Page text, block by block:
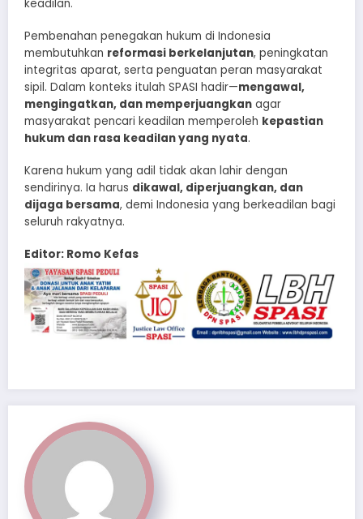
keadilan.
Pembenahan penegakan hukum di Indonesia
membutuhkan reformasi berkelanjutan, peningkatan
integritas aparat, serta penguatan peran masyarakat
sipil. Dalam konteks itulah SPASI hadir—mengawal,
mengingatkan, dan memperjuangkan agar
masyarakat pencari keadilan memperoleh kepastian
hukum dan rasa keadilan yang nyata.
Karena hukum yang adil tidak akan lahir dengan
sendirinya. Ia harus dikawal, diperjuangkan, dan
dijaga bersama, demi Indonesia yang berkeadilan bagi
seluruh rakyatnya.
Editor: Romo Kefas